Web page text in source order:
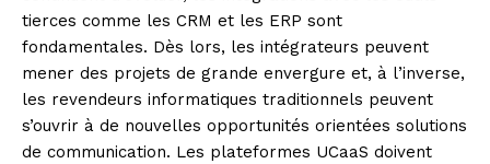
tierces comme les CRM et les ERP sont
fondamentales. Dès lors, les intégrateurs peuvent
mener des projets de grande envergure et, à l’inverse,
les revendeurs informatiques traditionnels peuvent
s’ouvrir à de nouvelles opportunités orientées solutions
de communication. Les plateformes UCaaS doivent